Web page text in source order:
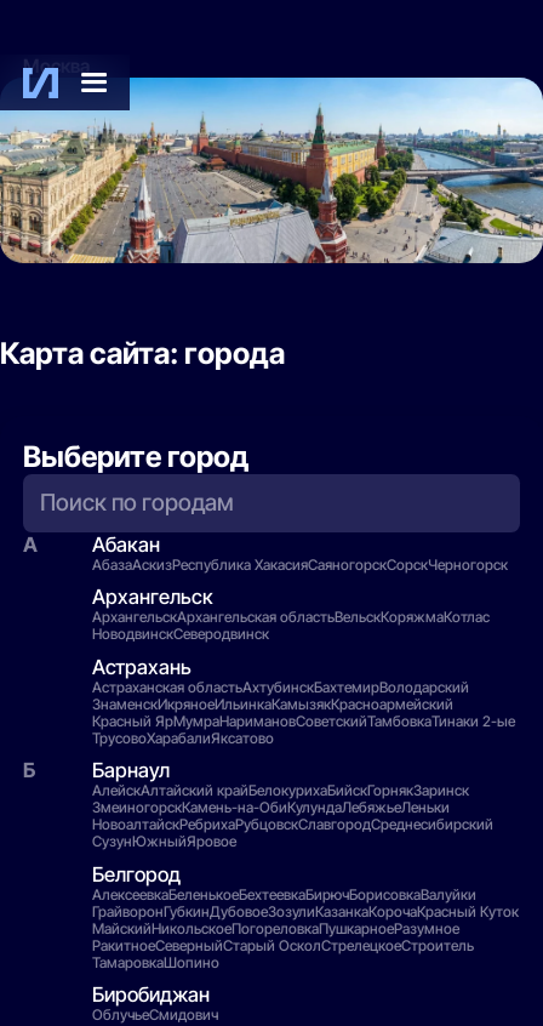
Москва
Карта сайта: города
Выберите город
Абакан
АбазаАскизРеспублика ХакасияСаяногорскСорскЧерногорск
Архангельск
АрхангельскАрхангельская областьВельскКоряжмаКотлас
НоводвинскСеверодвинск
Астрахань
Астраханская областьАхтубинскБахтемирВолодарский
ЗнаменскИкряноеИльинкаКамызякКрасноармейский
Красный ЯрМумраНаримановСоветскийТамбовкаТинаки 2-ые
ТрусовоХарабалиЯксатово
Барнаул
АлейскАлтайский крайБелокурихаБийскГорнякЗаринск
ЗмеиногорскКамень-на-ОбиКулундаЛебяжьеЛеньки
НовоалтайскРебрихаРубцовскСлавгородСреднесибирский
СузунЮжныйЯровое
Белгород
АлексеевкаБеленькоеБехтеевкаБирючБорисовкаВалуйки
ГрайворонГубкинДубовоеЗозулиКазанкаКорочаКрасный Куток
МайскийНикольскоеПогореловкаПушкарноеРазумное
РакитноеСеверныйСтарый ОсколСтрелецкоеСтроитель
ТамаровкаШопино
Биробиджан
ОблучьеСмидович